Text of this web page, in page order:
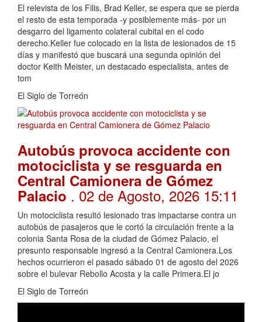
El relevista de los Filis, Brad Keller, se espera que se pierda
el resto de esta temporada -y posiblemente más- por un
desgarro del ligamento colateral cubital en el codo
derecho.Keller fue colocado en la lista de lesionados de 15
días y manifestó que buscará una segunda opinión del
doctor Keith Meister, un destacado especialista, antes de
tom
El Siglo de Torreón
Autobús provoca accidente con
motociclista y se resguarda en
Central Camionera de Gómez
Palacio . 02 de Agosto, 2026 15:11
Un motociclista resultó lesionado tras impactarse contra un
autobús de pasajeros que le cortó la circulación frente a la
colonia Santa Rosa de la ciudad de Gómez Palacio, el
presunto responsable ingresó a la Central Camionera.Los
hechos ocurrieron el pasado sábado 01 de agosto del 2026
sobre el bulevar Rebollo Acosta y la calle Primera.El jo
El Siglo de Torreón